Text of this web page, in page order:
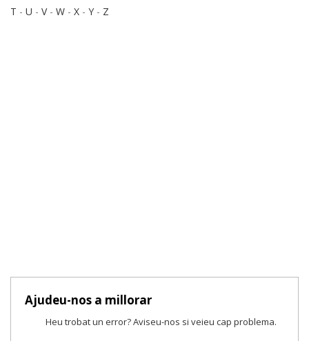
T - U - V- W - X - Y - Z
Ajudeu-nos a millorar
Heu trobat un error? Aviseu-nos si veieu cap problema.